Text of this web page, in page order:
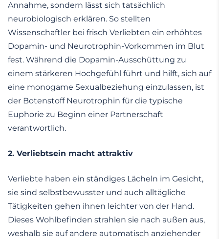
Annahme, sondern lässt sich tatsächlich
neurobiologisch erklären. So stellten
Wissenschaftler bei frisch Verliebten ein erhöhtes
Dopamin- und Neurotrophin-Vorkommen im Blut
fest. Während die Dopamin-Ausschüttung zu
einem stärkeren Hochgefühl führt und hilft, sich auf
eine monogame Sexualbeziehung einzulassen, ist
der Botenstoff Neurotrophin für die typische
Euphorie zu Beginn einer Partnerschaft
verantwortlich.
2. Verliebtsein macht attraktiv
Verliebte haben ein ständiges Lächeln im Gesicht,
sie sind selbstbewusster und auch alltägliche
Tätigkeiten gehen ihnen leichter von der Hand.
Dieses Wohlbefinden strahlen sie nach außen aus,
weshalb sie auf andere automatisch anziehender